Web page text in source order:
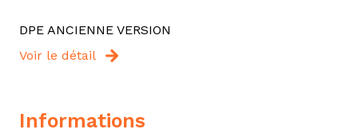
DPE ANCIENNE VERSION
Voir le détail
informations